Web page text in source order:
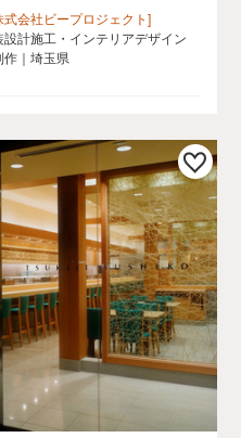
式会社ビープロジェクト]
計施工・インテリアデザイン
作｜埼玉県